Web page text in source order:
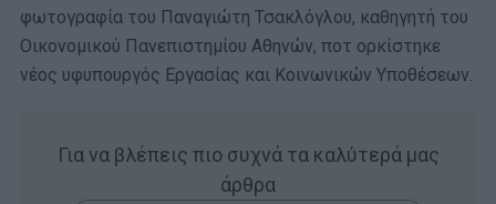
φωτογραφία του Παναγιώτη Τσακλόγλου, καθηγητή του
Οικονομικού Πανεπιστημίου Αθηνών, ποτ ορκίστηκε
νέος υφυπουργός Εργασίας και Κοινωνικών Υποθέσεων.
Για να βλέπεις πιο συχνά τα καλύτερά μας
άρθρα